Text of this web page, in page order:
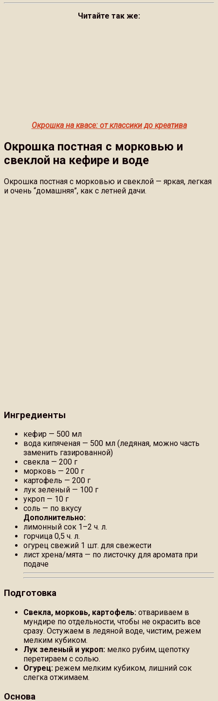
Читайте так же:
Окрошка на квасе: от классики до креатива
Окрошка постная с морковью и
свеклой на кефире и воде
Окрошка постная с морковью и свеклой — яркая, легкая
и очень “домашняя”, как с летней дачи.
Ингредиенты
кефир — 500 мл
вода кипяченая — 500 мл (ледяная, можно часть
заменить газированной)
свекла — 200 г
морковь — 200 г
картофель — 200 г
лук зеленый — 100 г
укроп — 10 г
соль — по вкусу
Дополнительно:
лимонный сок 1–2 ч. л.
горчица 0,5 ч. л.
огурец свежий 1 шт. для свежести
лист хрена/мята — по листочку для аромата при
подаче
Подготовка
Свекла, морковь, картофель: отвариваем в
мундире по отдельности, чтобы не окрасить все
сразу. Остужаем в ледяной воде, чистим, режем
мелким кубиком.
Лук зеленый и укроп: мелко рубим, щепотку
перетираем с солью.
Огурец: режем мелким кубиком, лишний сок
слегка отжимаем.
Основа